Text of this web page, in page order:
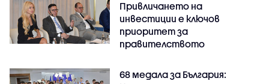
Привличането на
инвестиции е ключов
приоритет за
правителството
68 медала за България: